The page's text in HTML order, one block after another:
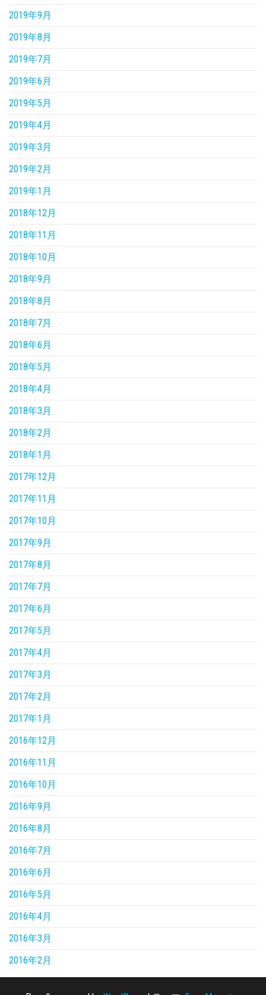
2019年9月
2019年8月
2019年7月
2019年6月
2019年5月
2019年4月
2019年3月
2019年2月
2019年1月
2018年12月
2018年11月
2018年10月
2018年9月
2018年8月
2018年7月
2018年6月
2018年5月
2018年4月
2018年3月
2018年2月
2018年1月
2017年12月
2017年11月
2017年10月
2017年9月
2017年8月
2017年7月
2017年6月
2017年5月
2017年4月
2017年3月
2017年2月
2017年1月
2016年12月
2016年11月
2016年10月
2016年9月
2016年8月
2016年7月
2016年6月
2016年5月
2016年4月
2016年3月
2016年2月